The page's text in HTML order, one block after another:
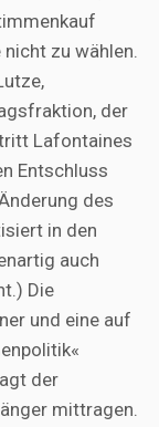
zu wählen.
der
Lafontaines
Entschluss
des
in den
auch
Die
und eine auf
der
mittragen.